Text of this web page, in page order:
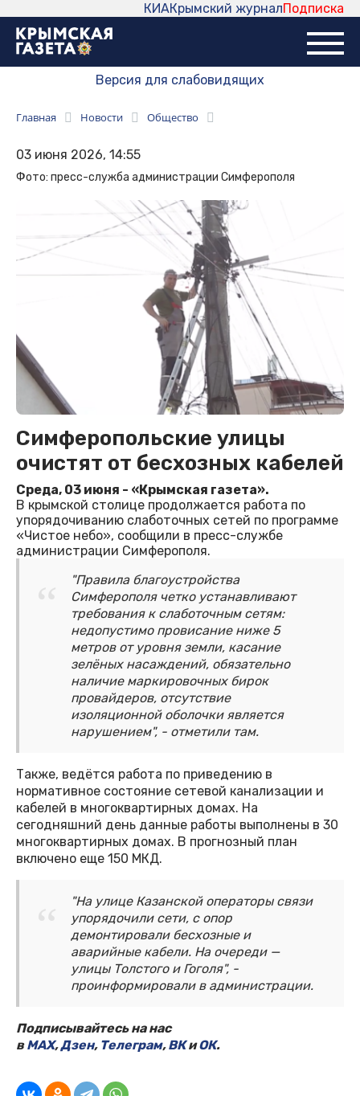
Подписка
Крымский журнал
КИА
Версия для слабовидящих
Главная Новости Общество
03 июня 2026, 14:55
Фото: пресс-служба администрации Симферополя
Симферопольские улицы
очистят от бесхозных кабелей
Среда, 03 июня - «Крымская газета».
В крымской столице продолжается работа по
упорядочиванию слаботочных сетей по программе
«Чистое небо», сообщили в пресс-службе
администрации Симферополя.
"Правила благоустройства
Симферополя четко устанавливают
требования к слаботочным сетям:
недопустимо провисание ниже 5
метров от уровня земли, касание
зелёных насаждений, обязательно
наличие маркировочных бирок
провайдеров, отсутствие
изоляционной оболочки является
нарушением", - отметили там.
Также, ведётся работа по приведению в
нормативное состояние сетевой канализации и
кабелей в многоквартирных домах. На
сегодняшний день данные работы выполнены в 30
многоквартирных домах. В прогнозный план
включено еще 150 МКД.
"На улице Казанской операторы связи
упорядочили сети, с опор
демонтировали бесхозные и
аварийные кабели. На очереди —
улицы Толстого и Гоголя", -
проинформировали в администрации.
Подписывайтесь на нас
вMAX,Дзен, Телеграм,ВКиОК.